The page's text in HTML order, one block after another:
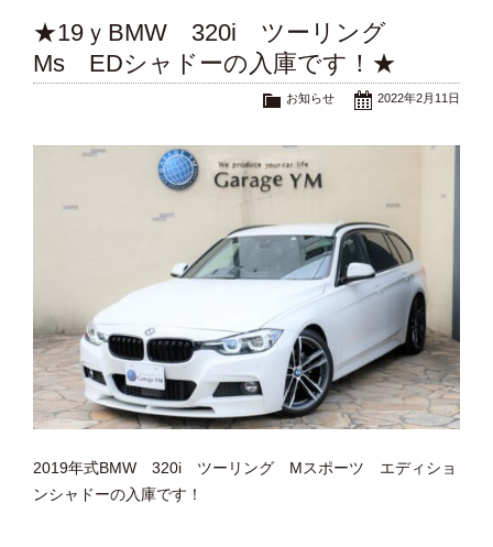
★19ｙBMW 320i ツーリング
Ms EDシャドーの入庫です！★
2022年2月11日
お知らせ
2019年式BMW 320i ツーリング Mスポーツ エディショ
ンシャドーの入庫です！